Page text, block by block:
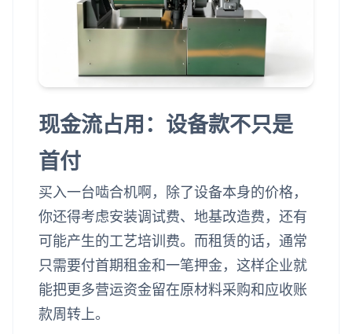
现金流占用：设备款不只是
首付
买入一台啮合机啊，除了设备本身的价格，
你还得考虑安装调试费、地基改造费，还有
可能产生的工艺培训费。而租赁的话，通常
只需要付首期租金和一笔押金，这样企业就
能把更多营运资金留在原材料采购和应收账
款周转上。